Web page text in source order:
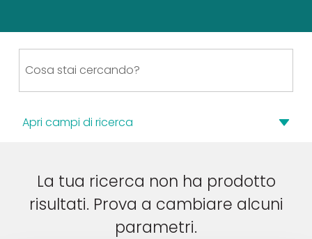
Apri campi di ricerca
La tua ricerca non ha prodotto
risultati. Prova a cambiare alcuni
parametri.